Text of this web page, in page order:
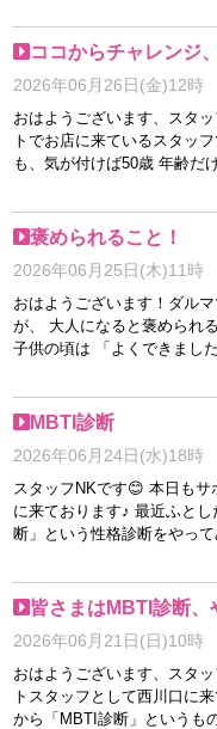
てほしいですね。
も変な気を使わない雰囲気
ます！！ ぜひ一度、見
トナーを待っている。
掟。 当店だからこそ、 年齢ではなく【あなたらしさ】
が武器になる。 未経験でも。 ブランクがあっても。 30
あります。 さあ、次にエル・ダルマーニと共に戦う仲
間はあなたかもしれません。 勇気を出した一本の
募、お待ちしています。
ココからチャレンジ
2026年06月26日(金)12時
おはようございます、スタ
トでお店に来ているスタッフです そんなスタ
も、気が付けば50歳 年齢だけ聞くと「そろそろ落ち着
ことにチャレンジ精神だけ
です（笑） とは言っても、富士山登頂や世界一周みた
ものを注文してみる」「行っ
みる」 「行ったことのない
ど、本当に小さなことばかりです でも、いく
ても新しいことに触れると少
自分もまだまだ勉強だなと感
かもって思うんです だからこそ、これからも少しずつ
新しいことに挑戦しながら、
きたいと思っております✨ 皆さまは最近、何か新しく
始めたことはありますか？ まだ当店をご利用いただい
たことのないお客様♪ また会
ております😊 以上、
褒められること！
2026年06月25日(木)11時
おはようございます！ダルマです！ 最近
が、 大人になると褒められる機会って減りますよね(笑)
子供の頃は 「よくできました！」 なんて言われてたの
に行っても当たり前。 頑張っても当たり前。 なんだか
少し寂しい気もします(´・ω・｀) なので今日は
起きた！ えらい！ ご飯食べた！ えらい！ 今日も頑張
ろうとしてる！ めちゃくちゃえらい！ たまには自分で
自分を褒めるのも大事ですよね(笑) 皆さん
日より少しでも頑張った自分
MBTI診断
2026年06月24日(水)18時
スタッフNKです😊 本日もサポートスタッフとしてお店
に来ております♪ 最近ふとしたきっかけで「MBTI診
断」という性格診断をやってみました
かった部分もありましたが
しかにそういうところある
て、自分自身を少し客観的に
ね。 お仕事の中でも、女性の方とお話しさせていただ
く際には、それぞれの性格
ポートすることを心がけています✨ 特に初
皆さまはMBTI診断、
2026年06月21日(日)10時
おはようございます、スタ
トスタッフとして西川口に来ておりま
から「MBTI診断」というも